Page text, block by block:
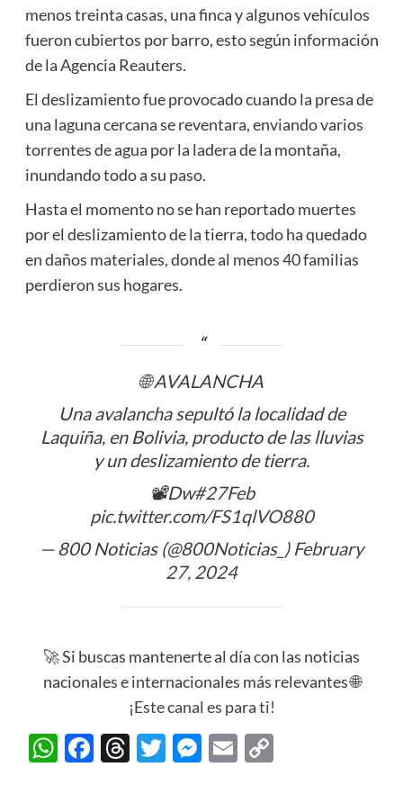
menos treinta casas, una finca y algunos vehículos
fueron cubiertos por barro, esto según información
de la Agencia Reauters.
El deslizamiento fue provocado cuando la presa de
una laguna cercana se reventara, enviando varios
torrentes de agua por la ladera de la montaña,
inundando todo a su paso.
Hasta el momento no se han reportado muertes
por el deslizamiento de la tierra, todo ha quedado
en daños materiales, donde al menos 40 familias
perdieron sus hogares.
🌐 AVALANCHA
Una avalancha sepultó la localidad de
Laquiña, en Bolivia, producto de las lluvias
y un deslizamiento de tierra.
📽️Dw#27Feb
pic.twitter.com/FS1qlVO880
— 800 Noticias (@800Noticias_) February
27, 2024
🚀 Si buscas mantenerte al día con las noticias
nacionales e internacionales más relevantes 🌐
¡Este canal es para ti!
WhatsApp
Facebook
Threads
Twitter
Messenger
EmailCopy